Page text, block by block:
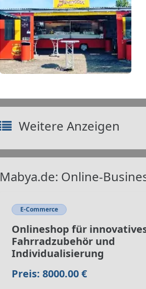
Weitere Anzeigen
Mabya.de: Online-
E-Commerce
Onlineshop für
Fahrradzubehör und
Individualisierung
Preis: 8000.00 €